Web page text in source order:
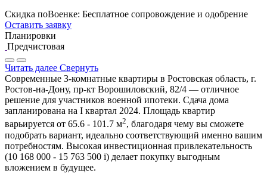
Скидка поВоенке: Бесплатное сопровождение и одобрение
Оставить заявку
Планировки
Предчистовая
Читать далее Свернуть
Современные 3-комнатные квартиры в Ростовская область, г.
Ростов-на-Дону, пр-кт Ворошиловский, 82/4 — отличное
решение для участников военной ипотеки. Сдача дома
запланирована на I квартал 2024. Площадь квартир
варьируется от 65.6 - 101.7 м2, благодаря чему вы сможете
подобрать вариант, идеально соответствующий именно вашим
потребностям. Высокая инвестиционная привлекательность
(10 168 000 - 15 763 500 i) делает покупку выгодным
вложением в будущее.